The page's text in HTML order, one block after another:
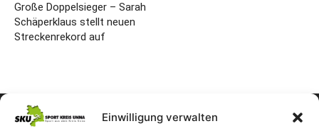
Einwilligung verwalten
Große Doppelsieger – Sarah
Schäperklaus stellt neuen
Streckenrekord auf